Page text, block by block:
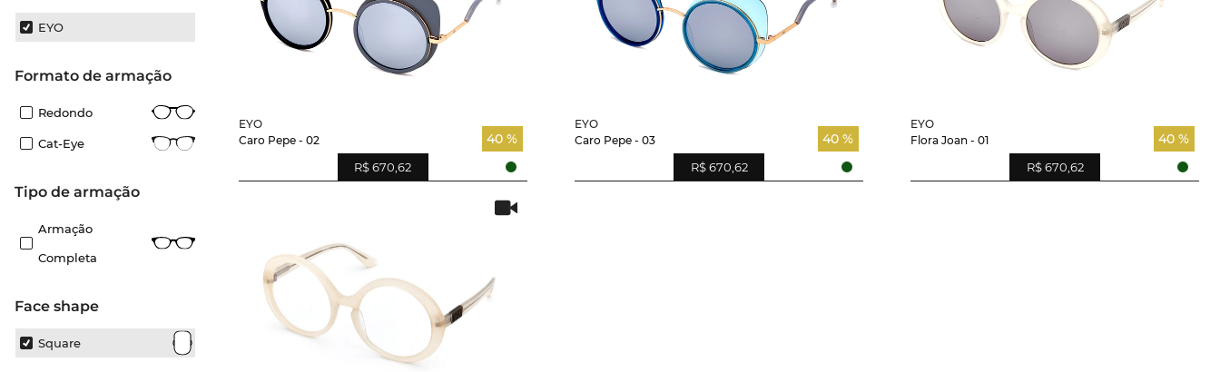
EYO
Formato de armação
Redondo
Cat-Eye
Tipo de armação
Armação
Completa
Face shape
Square
EYO
Caro Pepe - 02
40 %
R$ 670,62
EYO
Caro Pepe - 03
40 %
R$ 670,62
EYO
Flora Joan - 01
40 %
R$ 670,62